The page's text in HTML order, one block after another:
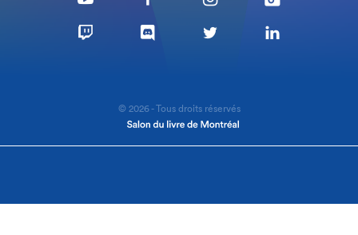
© 2026 - Tous droits réservés